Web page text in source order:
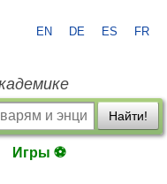
EN DE ES FR
Найти!
Игры ⚽